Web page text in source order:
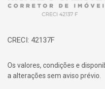
CRECI: 42137F
Os valores, condições e
a alterações sem aviso prévio.